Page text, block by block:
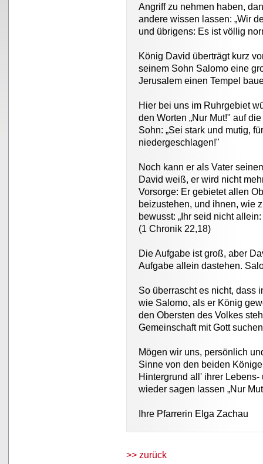
Angriff zu nehmen haben,
andere wissen lassen: „Wir
und übrigens: Es ist völlig
König David überträgt kurz
seinem Sohn Salomo eine
Jerusalem einen Tempel
Hier bei uns im Ruhrgebiet
den Worten „Nur Mut!" auf
Sohn: „Sei stark und mutig,
niedergeschlagen!"
Noch kann er als Vater
David weiß, er wird nicht
Vorsorge: Er gebietet allen
beizustehen, und ihnen, wie
bewusst: „Ihr seid nicht
(1 Chronik 22,18)
Die Aufgabe ist groß, aber
Aufgabe allein dastehen.
So überrascht es nicht, dass
wie Salomo, als er König
den Obersten des Volkes
Gemeinschaft mit Gott
Mögen wir uns, persönlich
Sinne von den beiden
Hintergrund all' ihrer
wieder sagen lassen „Nur
Ihre Pfarrerin Elga Zachau
>> zurück